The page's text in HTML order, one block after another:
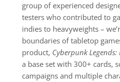
group of experienced
testers who contributed to
indies to heavyweights –
boundaries of tabletop
product, Cyberpunk
a base set with 300+ cards,
campaigns and multiple